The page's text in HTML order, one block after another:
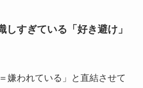
しすぎている「好き避け」
嫌われている」と直結させて